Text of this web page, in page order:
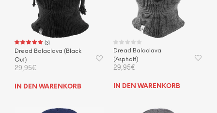
(3)
Dread Balaclava (Black
Out)
29,95€
IN DEN WARENKORB
Dread Balaclava
(Asphalt)
29,95€
IN DEN WARENKORB